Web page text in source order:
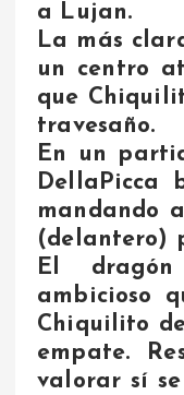
a Lujan.
La más
un centro
que
travesaño.
En un
DellaPicca
mandando
(delantero)
El
ambicioso
Chiquilito
empate.
valorar sí